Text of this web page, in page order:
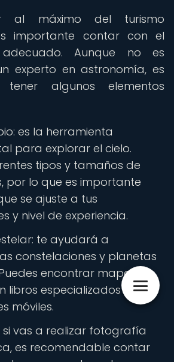
al máximo del turismo
importante contar con el
adecuado. Aunque no es
experto en astronomía, es
tener algunos elementos
es la herramienta
para explorar el cielo.
tipos y tamaños de
por lo que es importante
se ajuste a tus
y nivel de experiencia.
te ayudará a
constelaciones y planetas
encontrar mapas
libros especializados o
móviles.
si vas a realizar fotografía
es recomendable contar